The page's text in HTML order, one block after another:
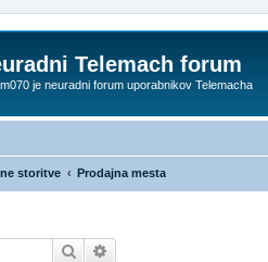
Telemach forum
je neuradni forum uporabnikov Telemacha
storitve Prodajna mesta
Iskanje